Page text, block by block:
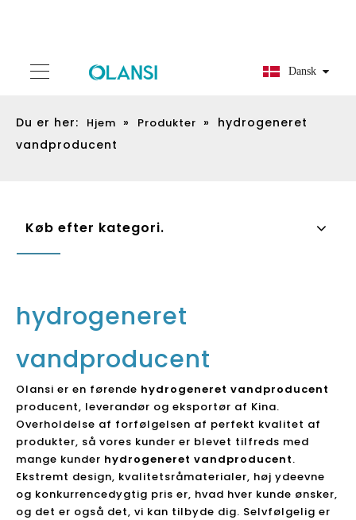
Dansk
Du er her: Hjem » Produkter »
hydrogeneret
vandproducent
Køb efter kategori.
hydrogeneret
vandproducent
Olansi er en førende hydrogeneret vandproducent
producent, leverandør og eksportør af Kina.
Overholdelse af forfølgelsen af ​​perfekt kvalitet af
produkter, så vores kunder er blevet tilfreds med
mange kunder hydrogeneret vandproducent.
Ekstremt design, kvalitetsråmaterialer, høj ydeevne
og konkurrencedygtig pris er, hvad hver kunde ønsker,
og det er også det, vi kan tilbyde dig. Selvfølgelig er